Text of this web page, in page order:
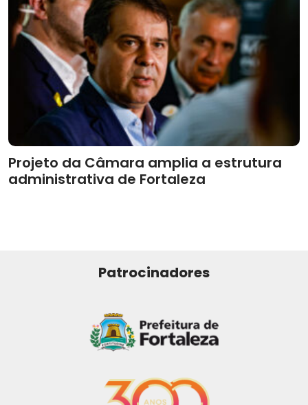
Projeto da Câmara amplia a estrutura
administrativa de Fortaleza
Patrocinadores